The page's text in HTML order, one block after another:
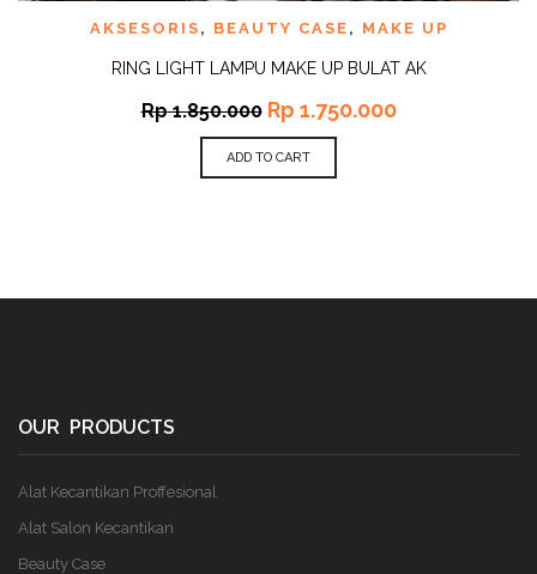
AKSESORIS , BEAUTY CASE , MAKE UP
RING LIGHT LAMPU MAKE UP BULAT AK
Rp1.850.000 Rp 1.750.000
ADD TO CART
OUR PRODUCTS
Alat Kecantikan Proffesional
Alat Salon Kecantikan
Beauty Case